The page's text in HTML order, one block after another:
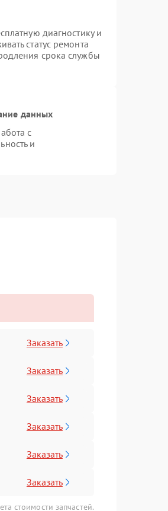
диагностику и
статус ремонта
срока службы
данных
с
и
Заказать
Заказать
Заказать
Заказать
Заказать
Заказать
стоимости запчастей.